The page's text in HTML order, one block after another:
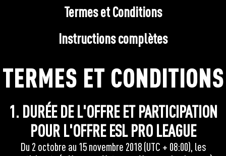
Termes et Conditions
Instructions complètes
TERMES ET CONDITIONS
1. DURÉE DE L'OFFRE ET PARTICIPATION
POUR L'OFFRE ESL PRO LEAGUE
Du 2 octobre au 15 novembre 2018 (UTC + 08:00), les